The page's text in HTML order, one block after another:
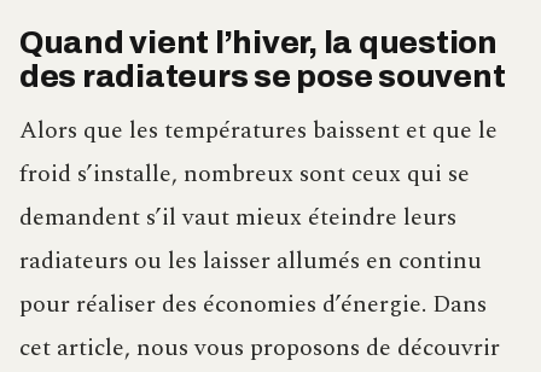
Quand vient l’hiver, la question
des radiateurs se pose souvent
Alors que les températures baissent et que le
froid s’installe, nombreux sont ceux qui se
demandent s’il vaut mieux éteindre leurs
radiateurs ou les laisser allumés en continu
pour réaliser des économies d’énergie. Dans
cet article, nous vous proposons de découvrir